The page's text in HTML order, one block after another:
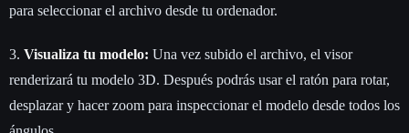
para seleccionar el archivo desde tu ordenador.
3. Visualiza tu modelo: Una vez subido el archivo, el visor
renderizará tu modelo 3D. Después podrás usar el ratón para rotar,
desplazar y hacer zoom para inspeccionar el modelo desde todos los